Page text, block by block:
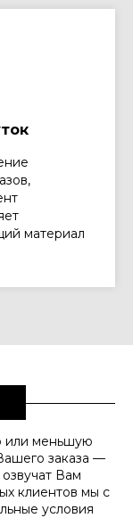
материал
или меньшую
заказа —
Вам
клиентов мы с
условия